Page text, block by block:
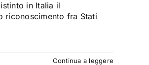
in Italia il
riconoscimento fra Stati
Continua a leggere